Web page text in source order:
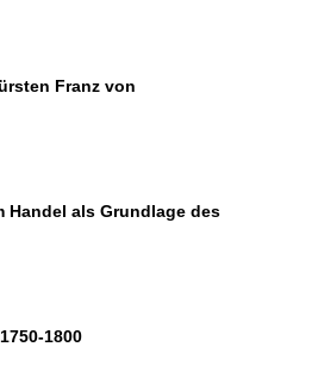
Franz von
Handel als Grundlage des
1800